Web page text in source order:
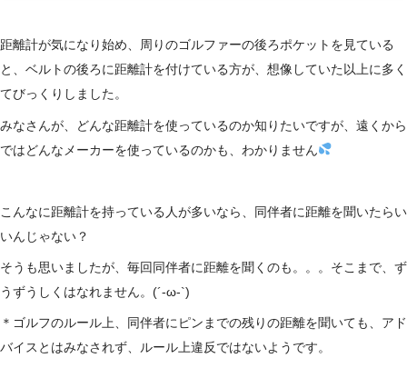
距離計が気になり始め、周りのゴルファーの後ろポケットを見ている
と、ベルトの後ろに距離計を付けている方が、想像していた以上に多く
てびっくりしました。
みなさんが、どんな距離計を使っているのか知りたいですが、遠くから
ではどんなメーカーを使っているのかも、わかりません
こんなに距離計を持っている人が多いなら、同伴者に距離を聞いたらい
いんじゃない？
そうも思いましたが、毎回同伴者に距離を聞くのも。。。そこまで、ず
うずうしくはなれません。(´-ω-`)
＊ゴルフのルール上、同伴者にピンまでの残りの距離を聞いても、アド
バイスとはみなされず、ルール上違反ではないようです。